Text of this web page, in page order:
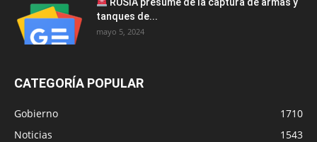
tanques de...
mayo 5, 2024
CATEGORÍA POPULAR
Gobierno
1710
Noticias
1543